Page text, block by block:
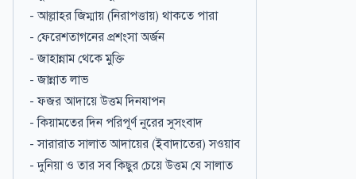
- আল্লাহর জিম্মায় (নিরাপত্তায়) থাকতে পারা
- ফেরেশতাগনের প্রশংসা অর্জন
- জাহান্নাম থেকে মুক্তি
- জান্নাত লাভ
- ফজর আদায়ে উত্তম দিনযাপন
- কিয়ামতের দিন পরিপূর্ণ নুরের সুসংবাদ
- সারারাত সালাত আদায়ের (ইবাদাতের) সওয়াব
- দুনিয়া ও তার সব কিছুর চেয়ে উত্তম যে সালাত